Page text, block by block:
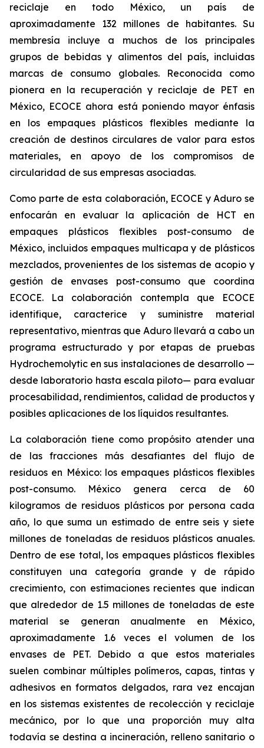
reciclaje en todo México, un país de
aproximadamente 132 millones de habitantes. Su
membresía incluye a muchos de los principales
grupos de bebidas y alimentos del país, incluidas
marcas de consumo globales. Reconocida como
pionera en la recuperación y reciclaje de PET en
México, ECOCE ahora está poniendo mayor énfasis
en los empaques plásticos flexibles mediante la
creación de destinos circulares de valor para estos
materiales, en apoyo de los compromisos de
circularidad de sus empresas asociadas.
Como parte de esta colaboración, ECOCE y Aduro se
enfocarán en evaluar la aplicación de HCT en
empaques plásticos flexibles post-consumo de
México, incluidos empaques multicapa y de plásticos
mezclados, provenientes de los sistemas de acopio y
gestión de envases post-consumo que coordina
ECOCE. La colaboración contempla que ECOCE
identifique, caracterice y suministre material
representativo, mientras que Aduro llevará a cabo un
programa estructurado y por etapas de pruebas
Hydrochemolytic en sus instalaciones de desarrollo —
desde laboratorio hasta escala piloto— para evaluar
procesabilidad, rendimientos, calidad de productos y
posibles aplicaciones de los líquidos resultantes.
La colaboración tiene como propósito atender una
de las fracciones más desafiantes del flujo de
residuos en México: los empaques plásticos flexibles
post-consumo. México genera cerca de 60
kilogramos de residuos plásticos por persona cada
año, lo que suma un estimado de entre seis y siete
millones de toneladas de residuos plásticos anuales.
Dentro de ese total, los empaques plásticos flexibles
constituyen una categoría grande y de rápido
crecimiento, con estimaciones recientes que indican
que alrededor de 1.5 millones de toneladas de este
material se generan anualmente en México,
aproximadamente 1.6 veces el volumen de los
envases de PET. Debido a que estos materiales
suelen combinar múltiples polímeros, capas, tintas y
adhesivos en formatos delgados, rara vez encajan
en los sistemas existentes de recolección y reciclaje
mecánico, por lo que una proporción muy alta
todavía se destina a incineración, relleno sanitario o